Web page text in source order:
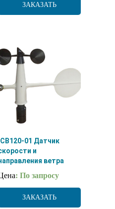
ЗАКАЗАТЬ
ICB120-01 Датчик
и
ветра
: По запросу
ЗАКАЗАТЬ